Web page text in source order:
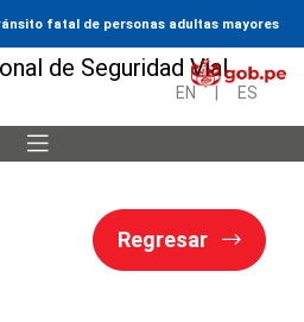
fatal de personas adultas mayores
EN ES
Regresar